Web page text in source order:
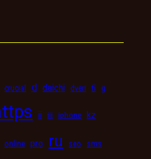
crucial d daichi dveri fi g
ii iii iphone kz
online pro ru seo sms